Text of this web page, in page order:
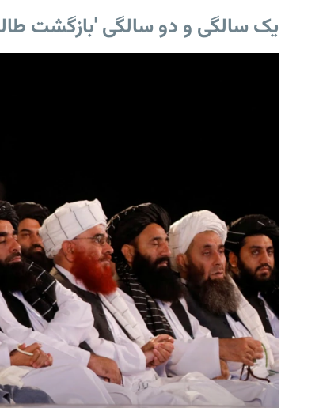
یک سالگی و دو سالگی 'بازگشت